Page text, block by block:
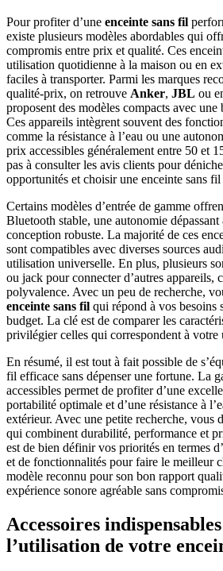
Pour profiter d’une enceinte sans fil
existe plusieurs modèles abordables qui
compromis entre prix et qualité. Ces
utilisation quotidienne à la maison ou en
faciles à transporter. Parmi les marques
qualité-prix, on retrouve Anker, JBL ou
proposent des modèles compacts avec une
Ces appareils intègrent souvent des
comme la résistance à l’eau ou une
prix accessibles généralement entre 50 et
pas à consulter les avis clients pour
opportunités et choisir une enceinte sans
Certains modèles d’entrée de gamme
Bluetooth stable, une autonomie dépassant
conception robuste. La majorité de ces
sont compatibles avec diverses sources
utilisation universelle. En plus, plusieurs
ou jack pour connecter d’autres appareils,
polyvalence. Avec un peu de recherche,
enceinte sans fil qui répond à vos besoins
budget. La clé est de comparer les
privilégier celles qui correspondent à votre
En résumé, il est tout à fait possible de
fil efficace sans dépenser une fortune. La
accessibles permet de profiter d’une
portabilité optimale et d’une résistance à
extérieur. Avec une petite recherche, vous
qui combinent durabilité, performance et
est de bien définir vos priorités en termes
et de fonctionnalités pour faire le meilleur
modèle reconnu pour son bon rapport
expérience sonore agréable sans
Accessoires
l’utilisation de votre